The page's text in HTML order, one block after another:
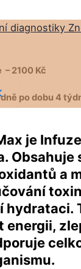
diagnostiky
– 2100 Kč
po dobu 4
je
Obsahuje
a
hydrataci.
energii,